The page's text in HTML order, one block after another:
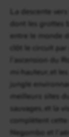
La descente
dont les
entre le monde
clôt le circuit
l’ascension du
mi-hauteur, et
jungle
meilleurs sites
sauvages, et la
complètent
Negombo et